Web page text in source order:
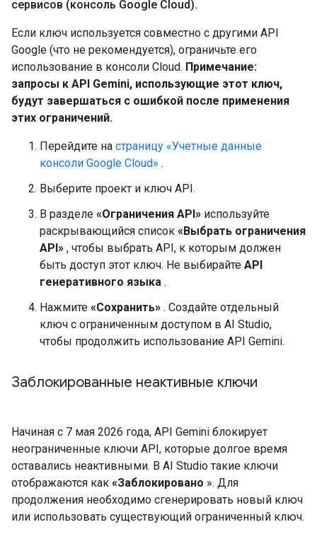
сервисов (консоль Google Cloud).
Если ключ используется совместно с другими API
Google (что не рекомендуется), ограничьте его
использование в консоли Cloud. Примечание:
запросы к API Gemini, использующие этот ключ,
будут завершаться с ошибкой после применения
этих ограничений.
Перейдите на страницу «Учетные данные
консоли Google Cloud» .
Выберите проект и ключ API.
В разделе «Ограничения API» используйте
раскрывающийся список «Выбрать ограничения
API» , чтобы выбрать API, к которым должен
быть доступ этот ключ. Не выбирайте API
генеративного языка .
Нажмите «Сохранить» . Создайте отдельный
ключ с ограниченным доступом в AI Studio,
чтобы продолжить использование API Gemini.
Заблокированные неактивные ключи
Начиная с 7 мая 2026 года, API Gemini блокирует
неограниченные ключи API, которые долгое время
оставались неактивными. В AI Studio такие ключи
отображаются как «Заблокировано ». Для
продолжения необходимо сгенерировать новый ключ
или использовать существующий ограниченный ключ.